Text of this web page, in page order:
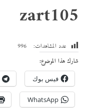
zart105
عدد المشاهدات:
996
شارك هذا الموضوع:
فيس بوك
WhatsApp